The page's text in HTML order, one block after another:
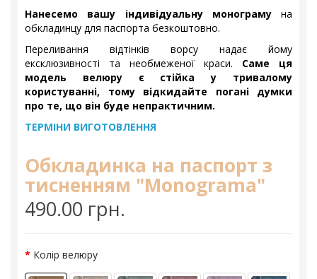
Нанесемо вашу індивідуальну монограмуна
обкладинцу для паспорта безкоштовно.
Переливання відтінків ворсу надає йому
ексклюзивності та необмеженої краси. Саме ця
модель велюру є стійка у тривалому
користуванні, тому відкидайте погані думки
про те, що він буде непрактичним.
ТЕРМІНИ ВИГОТОВЛЕННЯ
Обкладинка на паспорт з
тисненням "Monograma"
490.00 грн.
Колір велюру